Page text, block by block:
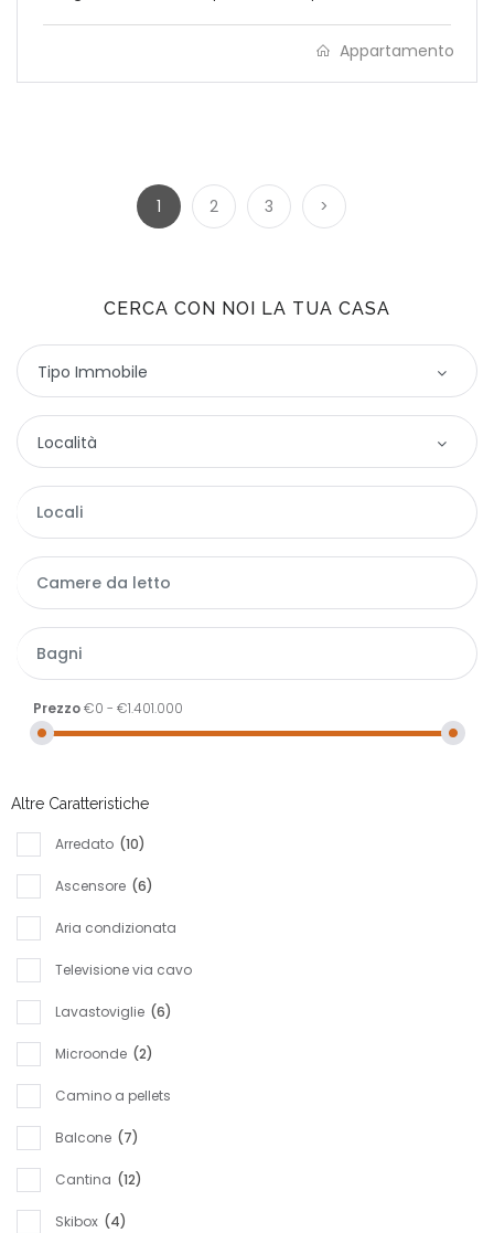
Appartamento
1 2 3 >
CERCA CON NOI LA TUA CASA
Tipo Immobile
Appartamento
Box / Posto auto
Locale commerciale
Rustico
Terreno agricolo
Località
Valle d'Aosta
|-La Thuile
Prezzo€0 - €1.401.000
Altre Caratteristiche
Arredato (10)
Ascensore (6)
Aria condizionata
Televisione via cavo
Lavastoviglie (6)
Microonde (2)
Camino a pellets
Balcone (7)
Cantina (12)
Skibox (4)